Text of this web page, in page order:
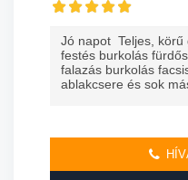
Jó napot Teljes, körű
festés burkolás
falazás burkolás
ablakcsere és sok